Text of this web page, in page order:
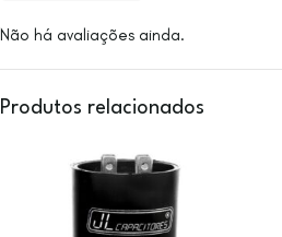
Não há avaliações ainda.
Produtos relacionados